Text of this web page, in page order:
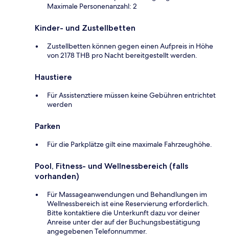
Maximale Personenanzahl: 2
Kinder- und Zustellbetten
Zustellbetten können gegen einen Aufpreis in Höhe
von 2178 THB pro Nacht bereitgestellt werden.
Haustiere
Für Assistenztiere müssen keine Gebühren entrichtet
werden
Parken
Für die Parkplätze gilt eine maximale Fahrzeughöhe.
Pool, Fitness- und Wellnessbereich (falls
vorhanden)
Für Massageanwendungen und Behandlungen im
Wellnessbereich ist eine Reservierung erforderlich.
Bitte kontaktiere die Unterkunft dazu vor deiner
Anreise unter der auf der Buchungsbestätigung
angegebenen Telefonnummer.